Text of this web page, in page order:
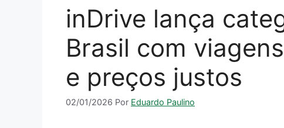
inDrive lança
Brasil com
e preços justos
02/01/2026 Por Eduardo Paulino